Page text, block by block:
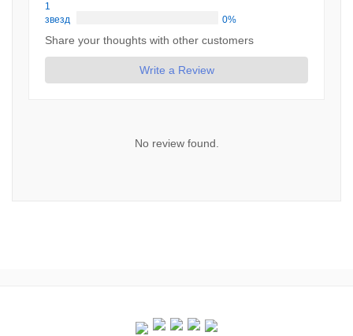
1
звезд
0%
Share your thoughts with other customers
Write a Review
No review found.